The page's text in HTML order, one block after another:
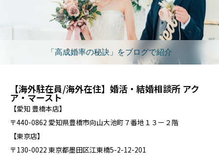
「高成婚率の秘訣」をブログで紹介
【海外駐在員/海外在住】婚活・結婚相談所 アク
ア・マースト
【愛知 豊橋本店】
〒440-0862 愛知県豊橋市向山大池町７番地１３ー２階
【東京店】
〒130-0022 東京都墨田区江東橋5-2-12-201